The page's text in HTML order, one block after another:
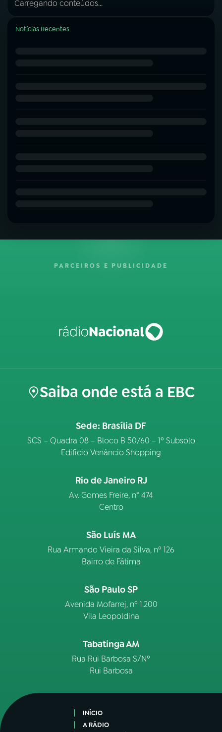
Carregando conteúdos...
Notícias Recentes
PARCEIROS E PUBLICIDADE
Saiba onde está a EBC
Sede: Brasília DF
SCS – Quadra 08 – Bloco B 50/60 – 1º Subsolo
Edifício Venâncio Shopping
Rio de Janeiro RJ
Av. Gomes Freire, n° 474
Centro
São Luís MA
Rua Armando Vieira da Silva, nº 126
Bairro de Fátima
São Paulo SP
Avenida Mofarrej, nº 1.200
Vila Leopoldina
Tabatinga AM
Rua Rui Barbosa S/Nº
Rui Barbosa
INÍCIO
A RÁDIO